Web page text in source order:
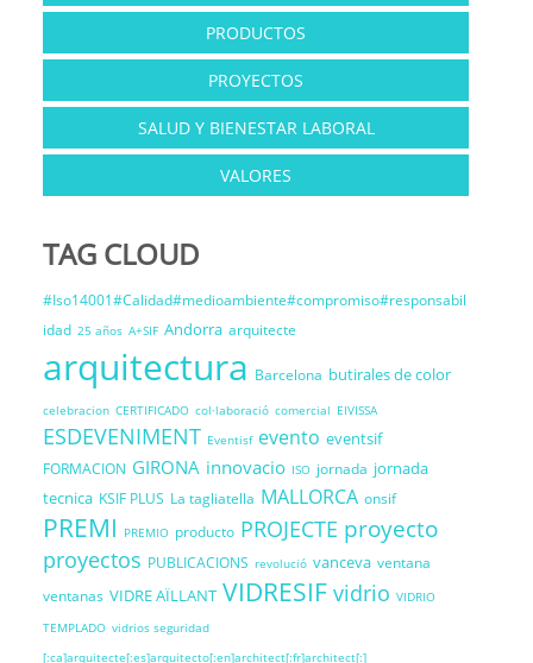
PRODUCTOS
PROYECTOS
SALUD Y BIENESTAR LABORAL
VALORES
TAG CLOUD
#Iso14001#Calidad#medioambiente#compromiso#responsabil
idad 25 años A+SIF Andorra arquitecte
arquitectura Barcelona butirales de color
celebracion CERTIFICADO col·laboració comercial EIVISSA
ESDEVENIMENT Eventisf evento eventsif
FORMACION GIRONA innovacio ISO jornada jornada
tecnica KSIF PLUS La tagliatella MALLORCA onsif
PREMI PREMIO producto PROJECTE proyecto
proyectos PUBLICACIONS revolució vanceva ventana
ventanas VIDRE AÏLLANT VIDRESIF vidrio VIDRIO
TEMPLADO vidrios seguridad
[:ca]arquitecte[:es]arquitecto[:en]architect[:fr]architect[:]